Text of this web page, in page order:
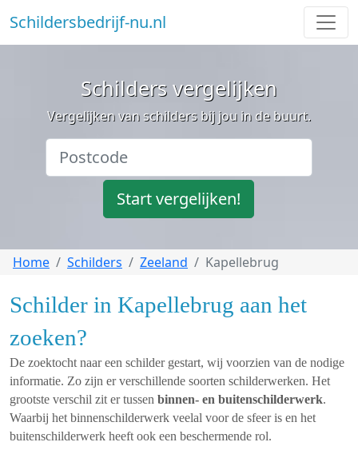
Schildersbedrijf-nu.nl
Schilders vergelijken
Vergelijken van schilders bij jou in de buurt.
Start vergelijken!
Home Schilders Zeeland Kapellebrug
Schilder in Kapellebrug aan het
zoeken?
De zoektocht naar een schilder gestart, wij voorzien van de nodige
informatie. Zo zijn er verschillende soorten schilderwerken. Het
grootste verschil zit er tussen binnen- en buitenschilderwerk.
Waarbij het binnenschilderwerk veelal voor de sfeer is en het
buitenschilderwerk heeft ook een beschermende rol.